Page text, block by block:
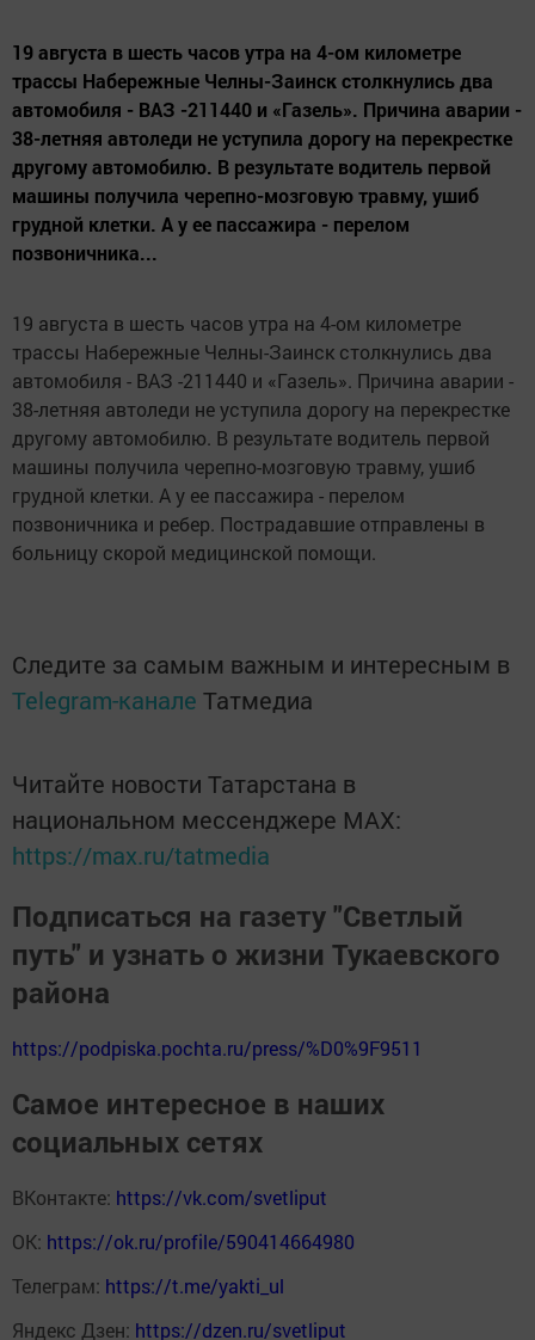
19 августа в шесть часов утра на 4-ом километре
трассы Набережные Челны-Заинск столкнулись два
автомобиля - ВАЗ -211440 и «Газель». Причина аварии -
38-летняя автоледи не уступила дорогу на перекрестке
другому автомобилю. В результате водитель первой
машины получила черепно-мозговую травму, ушиб
грудной клетки. А у ее пассажира - перелом
позвоничника...
19 августа в шесть часов утра на 4-ом километре
трассы Набережные Челны-Заинск столкнулись два
автомобиля - ВАЗ -211440 и «Газель». Причина аварии -
38-летняя автоледи не уступила дорогу на перекрестке
другому автомобилю. В результате водитель первой
машины получила черепно-мозговую травму, ушиб
грудной клетки. А у ее пассажира - перелом
позвоничника и ребер. Пострадавшие отправлены в
больницу скорой медицинской помощи.
Следите за самым важным и интересным в
Telegram-канале Татмедиа
Читайте новости Татарстана в
национальном мессенджере MАХ:
https://max.ru/tatmedia
Подписаться на газету "Светлый
путь" и узнать о жизни Тукаевского
района
https://podpiska.pochta.ru/press/%D0%9F9511
Самое интересное в наших
социальных сетях
ВКонтакте: https://vk.com/svetliput
ОК: https://ok.ru/profile/590414664980
Телеграм: https://t.me/yakti_ul
Яндекс Дзен: https://dzen.ru/svetliput